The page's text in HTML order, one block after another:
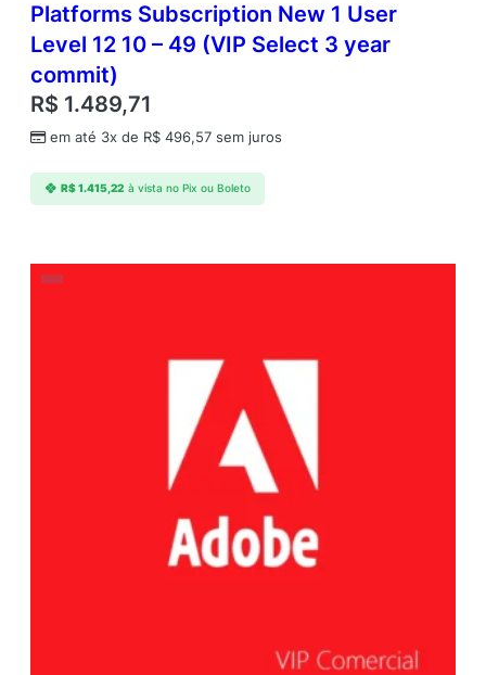
Platforms Subscription New 1 User
Level 12 10 – 49 (VIP Select 3 year
commit)
R$ 1.489,71
em até 3x de R$ 496,57 sem juros
R$1.415,22 à vista no Pix ou Boleto